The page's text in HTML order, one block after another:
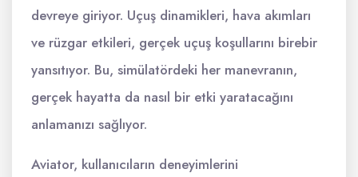
devreye giriyor. Uçuş dinamikleri, hava akımları
ve rüzgar etkileri, gerçek uçuş koşullarını birebir
yansıtıyor. Bu, simülatördeki her manevranın,
gerçek hayatta da nasıl bir etki yaratacağını
anlamanızı sağlıyor.
Aviator, kullanıcıların deneyimlerini